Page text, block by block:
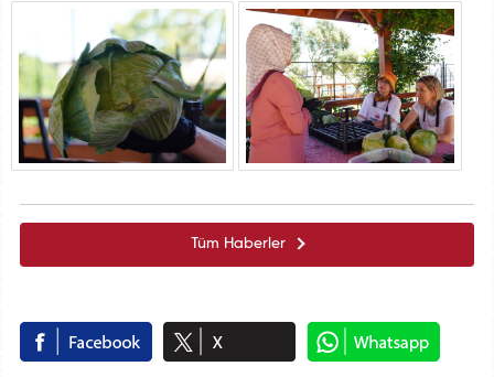
Tüm Haberler